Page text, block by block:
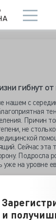
и
гибнут от
нашем с
Причин
не
Сейчас эта
Подросла
уже на уровне
других групп
коррелирует с
снизилась на